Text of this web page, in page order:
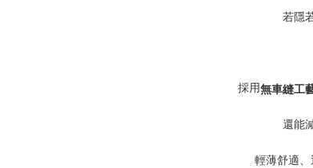
若隱
採用無車縫工
還能
輕薄舒適